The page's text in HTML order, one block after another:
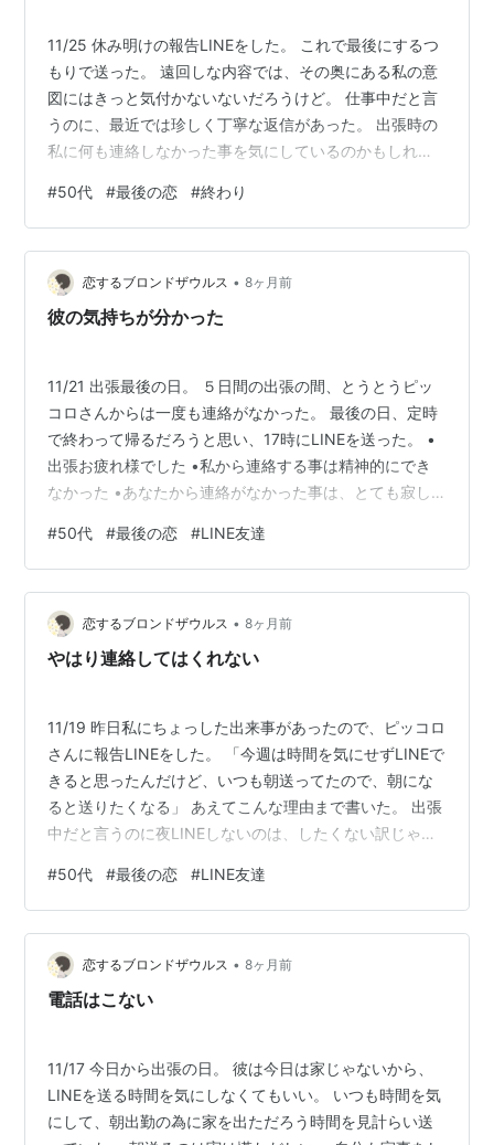
11/25 休み明けの報告LINEをした。 これで最後にするつ
もりで送った。 遠回しな内容では、その奥にある私の意
図にはきっと気付かないないだろうけど。 仕事中だと言
うのに、最近では珍しく丁寧な返信があった。 出張時の
私に何も連絡しなかった事を気にしているのかもしれな
さが出てる動画だった。 明るく行動力があり頭がいい。
それら全てが分かるような動画だった。 私は彼のそんな
ところが好きだった。 彼は自己開示が多い。 自己開示さ
れる度、（私に知って欲しいのね 私に知らせたいのね）
そう感じた。 それって嬉しかった。 私からの報告LINEを
#50代 #最後の恋 #終わり
恋するブロンドザウルス • 8ヶ月前
彼の気持ちが分かった
11/21 出張最後の日。 ５日間の出張の間、とうとうピッ
コロさんからは一度も連絡がなかった。 最後の日、定時
で終わって帰るだろうと思い、17時にLINEを送った。 •
出張お疲れ様でした •私から連絡する事は精神的にでき
なかった •あなたから連絡がなかった事は、とても寂し
から気をつけて 最後の日にそれだけは送るつもりでい
た。 送ると瞬時に既読になった。 彼は私の連絡を待って
んだ。 返信がきた。 出張が終わり今から帰ると、電話で
きなかった事を残念がるスタンプと共に、連絡できなか
った理由が書かれていた。 それは言い訳だと思った。 5
#50代 #最後の恋 #LINE友達
恋するブロンドザウルス • 8ヶ月前
やはり連絡してはくれない
11/19 昨日私にちょっした出来事があったので、ピッコロ
さんに報告LINEをした。 「今週は時間を気にせずLINEで
きると思ったんだけど、いつも朝送ってたので、朝にな
ると送りたくなる」 あえてこんな理由まで書いた。 出張
中だと言うのに夜LINEしないのは、したくない訳じゃな
いだろうけど。 出張2日目の昨日は、とうとうお互いに
電話もLINEもしなかった。 何もなかった。 朝、少し
LINEの往復をしたが、彼の出勤時間が来たので 「行って
らっしゃい」 とLINEを終えた。 そして夜は、やはり何も
連絡なかった。 私ももう連絡しない。 毎晩ホテルで一…
#50代 #最後の恋 #LINE友達
恋するブロンドザウルス • 8ヶ月前
電話はこない
11/17 今日から出張の日。 彼は今日は家じゃないから、
LINEを送る時間を気にしなくてもいい。 いつも時間を気
にして、朝出勤の為に家を出ただろう時間を見計らい送